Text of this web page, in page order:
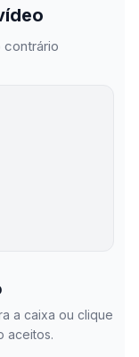
contrário
a caixa ou clique
aceitos.